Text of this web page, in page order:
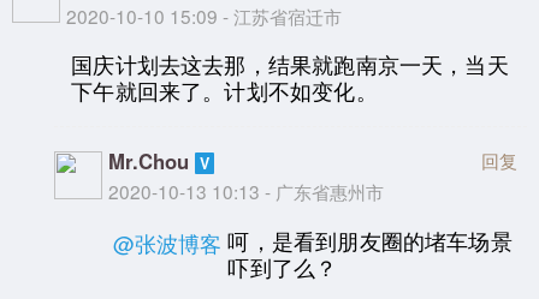
2020-10-10 15:09 - 江苏省宿迁市
国庆计划去这去那，结果就跑南京一天，当天
下午就回来了。计划不如变化。
Mr.Chou
2020-10-13 10:13 - 广东省惠州市
回复
@张波博客 呵，是看到朋友圈的堵车场景
吓到了么？